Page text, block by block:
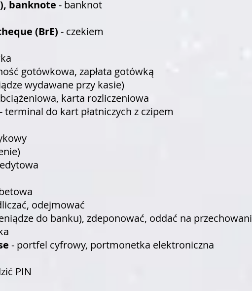
banknote - banknot
(BrE) - czekiem
gotówkowa, zapłata gotówką
wydawane przy kasie)
karta rozliczeniowa
- terminal do kart płatniczych z czipem
odejmować
do banku), zdeponować, oddać na
- portfel cyfrowy, portmonetka elektroniczna
PIN